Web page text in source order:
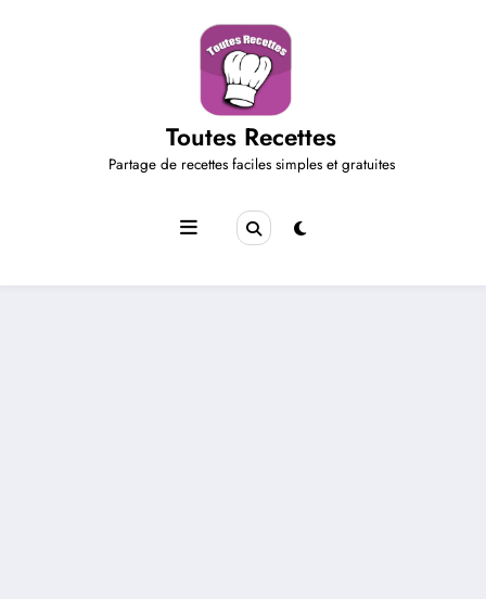
Toutes Recettes
Partage de recettes faciles simples et gratuites